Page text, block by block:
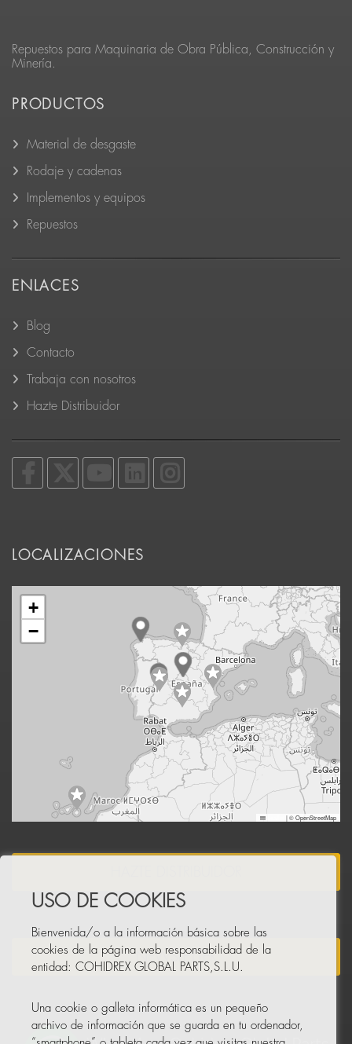
Repuestos para Maquinaria de Obra Pública, Construcción y
Minería.
PRODUCTOS
Material de desgaste
Rodaje y cadenas
Implementos y equipos
Repuestos
ENLACES
Blog
Contacto
Trabaja con nosotros
Hazte Distribuidor
LOCALIZACIONES
+
−
|© OpenStreetMap
NEWSLETTER
USO DE COOKIES
Bienvenida/o a la información básica sobre las
cookies de la página web responsabilidad de la
entidad: COHIDREX GLOBAL PARTS,S.L.U.
Una cookie o galleta informática es un pequeño
archivo de información que se guarda en tu ordenador,